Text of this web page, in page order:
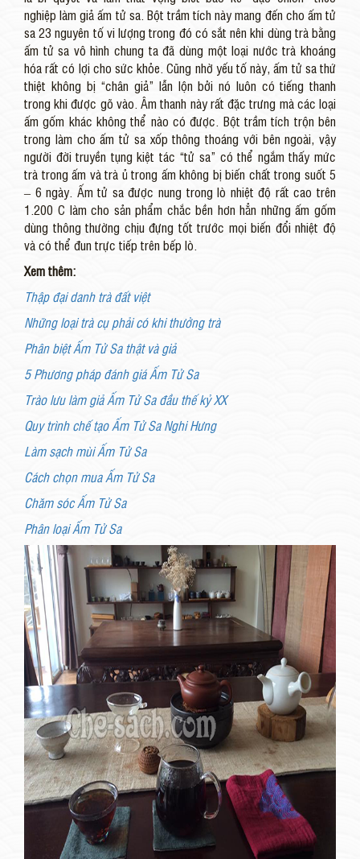
nghiệp làm giả ấm tử sa. Bột trầm tích này mang đến cho ấm tử
sa 23 nguyên tố vi lượng trong đó có sắt nên khi dùng trà bằng
ấm tử sa vô hình chung ta đã dùng một loại nước trà khoáng
hóa rất có lợi cho sức khỏe. Cũng nhờ yếu tố này, ấm tử sa thứ
thiệt không bị “chân giả” lẫn lộn bởi nó luôn có tiếng thanh
trong khi được gõ vào. Âm thanh này rất đặc trưng mà các loại
ấm gốm khác không thể nào có được. Bột trầm tích trộn bên
trong làm cho ấm tử sa xốp thông thoáng với bên ngoài, vậy
người đời truyền tụng kiệt tác “tử sa” có thể ngắm thấy mức
trà trong ấm và trà ủ trong ấm không bị biến chất trong suốt 5
– 6 ngày. Ấm tử sa được nung trong lò nhiệt độ rất cao trên
1.200ºC làm cho sản phẩm chắc bền hơn hẳn những ấm gốm
dùng thông thường chịu đựng tốt trước mọi biến đổi nhiệt độ
và có thể đun trực tiếp trên bếp lò.
Xem thêm:
Thập đại danh trà đất việt
Những loại trà cụ phải có khi thưởng trà
Phân biệt Ấm Tử Sa thật và giả
5 Phương pháp đánh giá Ấm Tử Sa
Trào lưu làm giả Ấm Tử Sa đầu thế kỷ XX
Quy trình chế tạo Ấm Tử Sa Nghi Hưng
Làm sạch mùi Ấm Tử Sa
Cách chọn mua Ấm Tử Sa
Chăm sóc Ấm Tử Sa
Phân loại Ấm Tử Sa